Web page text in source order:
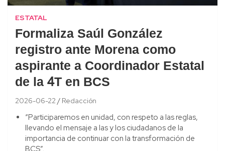
ESTATAL
Formaliza Saúl González
registro ante Morena como
aspirante a Coordinador Estatal
de la 4T en BCS
2026-06-22 Redacción
“Participaremos en unidad, con respeto a las reglas,
llevando el mensaje a las y los ciudadanos de la
importancia de continuar con la transformación de
BCS”.